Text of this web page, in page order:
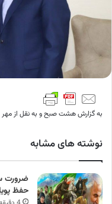
به گزارش هشت صبح و به نقل از مهر
نوشته های مشابه
ضرورت
حفظ